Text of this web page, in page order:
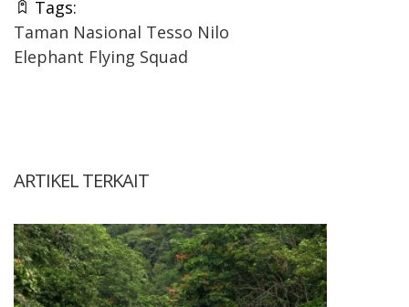
Tags:
Taman Nasional Tesso Nilo
Elephant Flying Squad
ARTIKEL TERKAIT